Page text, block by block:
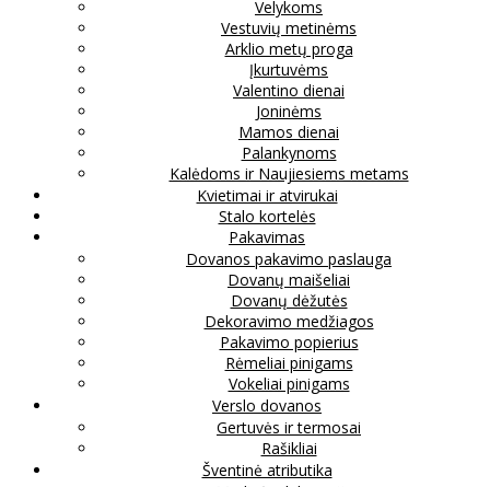
Velykoms
Vestuvių metinėms
Arklio metų proga
Įkurtuvėms
Valentino dienai
Joninėms
Mamos dienai
Palankynoms
Kalėdoms ir Naujiesiems metams
Kvietimai ir atvirukai
Stalo kortelės
Pakavimas
Dovanos pakavimo paslauga
Dovanų maišeliai
Dovanų dėžutės
Dekoravimo medžiagos
Pakavimo popierius
Rėmeliai pinigams
Vokeliai pinigams
Verslo dovanos
Gertuvės ir termosai
Rašikliai
Šventinė atributika